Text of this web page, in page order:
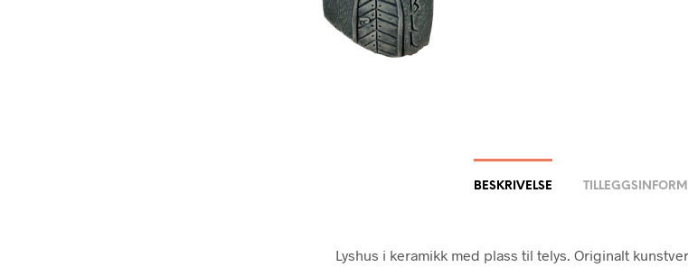
BESKRIVELSE
Lyshus i keramikk med plass til telys. Originalt